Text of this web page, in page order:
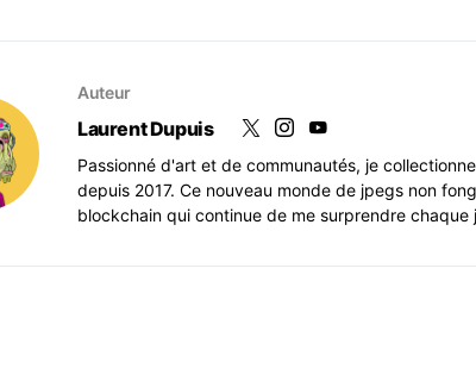
Auteur
Laurent Dupuis
Passionné d'art et de communautés, je
depuis 2017. Ce nouveau monde de jpegs non
blockchain qui continue de me surprendre chaque